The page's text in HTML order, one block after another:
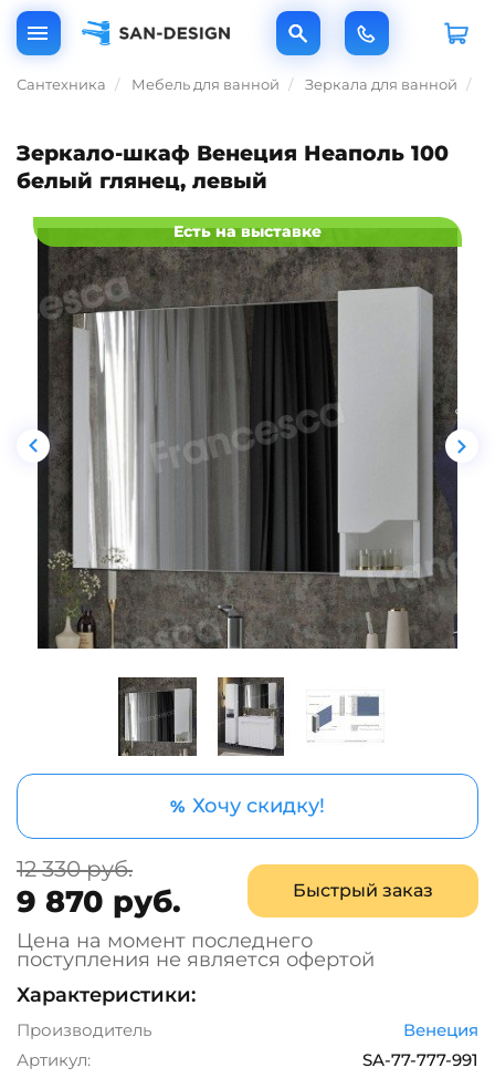
Сантехника Мебель для ванной Зеркала для ванной
Зеркало-шкаф Венеция Неаполь 100
белый глянец, левый
Есть на выставке
% Хочу скидку!
12 330 руб.
9 870 руб. Быстрый заказ
Цена на момент последнего
поступления не является офертой
Характеристики:
Производитель
Венеция
Артикул:
SA-77-777-991